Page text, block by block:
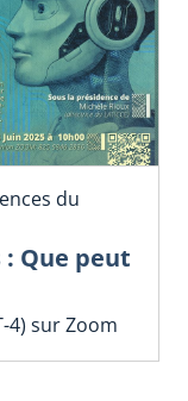
du
Que peut
4) sur Zoom